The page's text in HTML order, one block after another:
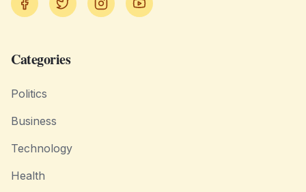
FacebookTwitter InstagramYouTube
Categories
Politics
Business
Technology
Health